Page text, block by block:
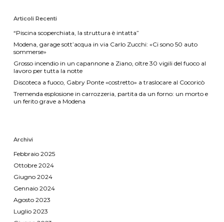
Articoli Recenti
“Piscina scoperchiata, la struttura è intatta”
Modena, garage sott’acqua in via Carlo Zucchi: «Ci sono 50 auto
sommerse»
Grosso incendio in un capannone a Ziano, oltre 30 vigili del fuoco al
lavoro per tutta la notte
Discoteca a fuoco, Gabry Ponte «costretto» a traslocare al Cocoricò
Tremenda esplosione in carrozzeria, partita da un forno: un morto e
un ferito grave a Modena
Archivi
Febbraio 2025
Ottobre 2024
Giugno 2024
Gennaio 2024
Agosto 2023
Luglio 2023